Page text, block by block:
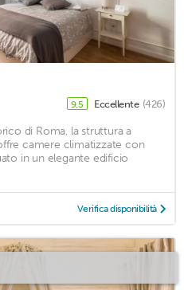
9,5 Eccellente (426)
di Roma, la struttura a
camere climatizzate con
in un elegante edificio
Verifica disponibilità